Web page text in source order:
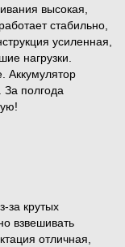
высокая,
стабильно,
усиленная,
нагрузки.
Аккумулятор
полгода
за крутых
взвешивать
отличная,